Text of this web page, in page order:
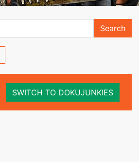
Search
SWITCH TO DOKUJUNKIES